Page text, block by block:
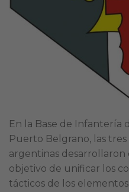
En la Base de Infantería
Puerto Belgrano, las
argentinas desarrollaron
objetivo de unificar los
tácticos de los